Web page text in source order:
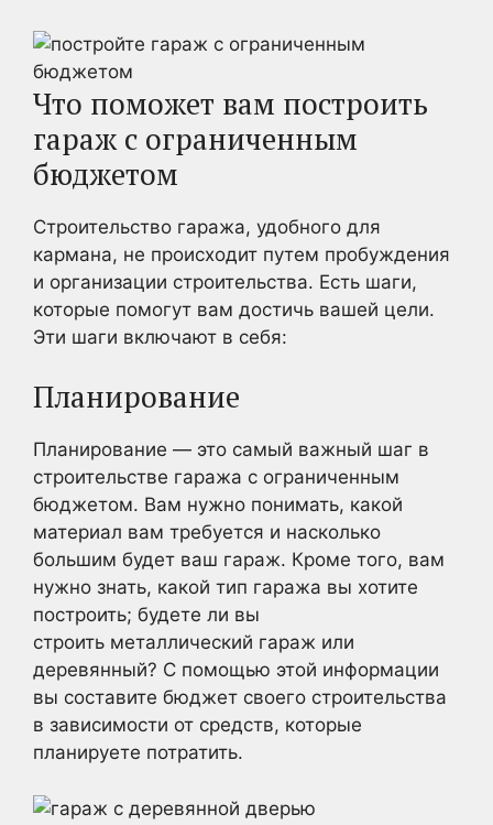
Что поможет вам построить
гараж с ограниченным
бюджетом
Строительство гаража, удобного для
кармана, не происходит путем пробуждения
и организации строительства. Есть шаги,
которые помогут вам достичь вашей цели.
Эти шаги включают в себя:
Планирование
Планирование — это самый важный шаг в
строительстве гаража с ограниченным
бюджетом. Вам нужно понимать, какой
материал вам требуется и насколько
большим будет ваш гараж. Кроме того, вам
нужно знать, какой тип гаража вы хотите
построить; будете ли вы
строить металлический гараж или
деревянный? С помощью этой информации
вы составите бюджет своего строительства
в зависимости от средств, которые
планируете потратить.